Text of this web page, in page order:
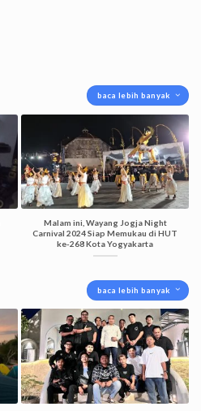
baca lebih banyak
Malam ini, Wayang Jogja Night
Carnival 2024 Siap Memukau di HUT
ke-268 Kota Yogyakarta
baca lebih banyak